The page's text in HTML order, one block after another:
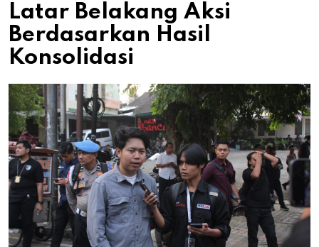
Latar Belakang Aksi
Berdasarkan Hasil
Konsolidasi